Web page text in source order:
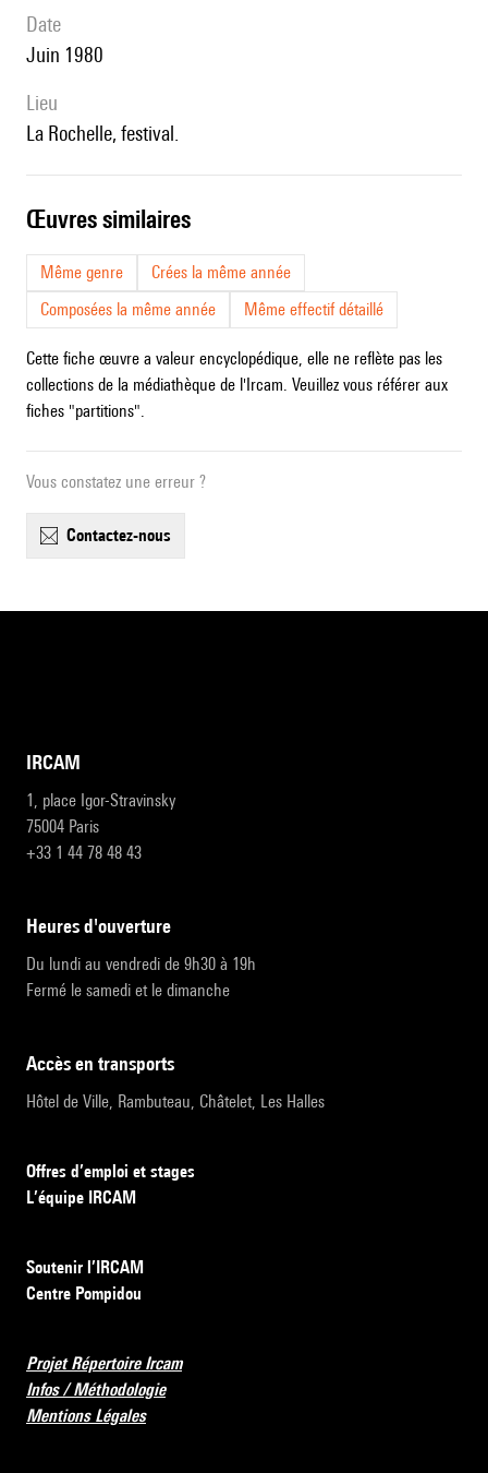
date
Juin 1980
lieu
La Rochelle, festival.
œuvres similaires
Même genre
Crées la même année
Composées la même année
Même effectif détaillé
Cette fiche œuvre a valeur encyclopédique, elle ne reflète pas les
collections de la médiathèque de l'Ircam. Veuillez vous référer aux
fiches "partitions".
Vous constatez une erreur ?
contactez-nous
IRCAM
1, place Igor-Stravinsky
75004 Paris
+33 1 44 78 48 43
heures d'ouverture
Du lundi au vendredi de 9h30 à 19h
Fermé le samedi et le dimanche
accès en transports
Hôtel de Ville, Rambuteau, Châtelet, Les Halles
Offres d’emploi et stages
L’équipe IRCAM
Soutenir l’IRCAM
Centre Pompidou
Projet Répertoire Ircam
Infos / Méthodologie
Mentions Légales